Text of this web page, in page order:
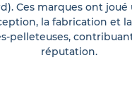
Ces marques ont
la fabrication et
pelleteuses,
réputation.